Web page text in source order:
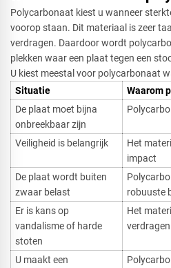
Polycarbonaat kiest u wanneer
voorop staan. Dit materiaal is zeer
verdragen. Daardoor wordt
plekken waar een plaat tegen een
U kiest meestal voor polycarbonaat
Situatie​
Waarom
De plaat moet bijna
onbreekbaar zijn
Veiligheid is belangrijk
Het
impact
De plaat wordt buiten
zwaar belast
robuuste
Er is kans op
vandalisme of harde
stoten
Het
verdragen
U maakt een